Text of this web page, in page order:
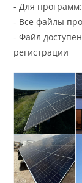
- Для программ:
- Все файлы
- Файл
регистрации